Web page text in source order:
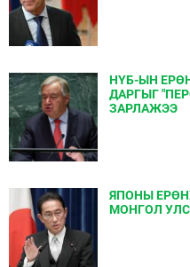
НҮБ-ЫН
ДАРГЫГ
ЗАРЛАЖЭЭ
ЯПОНЫ
МОНГОЛ